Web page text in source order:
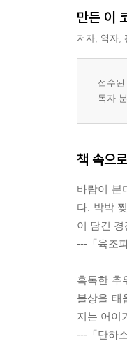
만든 이
저자, 역자,
접수
독자
책 속으로
바람이 분
다. 박박
이 담긴
---「육조
혹독한 추
불상을 태
지는 어이
---「단하